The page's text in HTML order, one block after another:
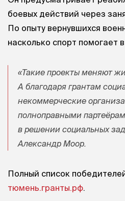
боевых действий через
По опыту вернувшихся
насколько спорт помогает
«Такие проекты меняют
А благодаря грантам
некоммерческие
полноправными
в решении социальных
Александр Моор.
Полный список
тюмень.гранты.рф.